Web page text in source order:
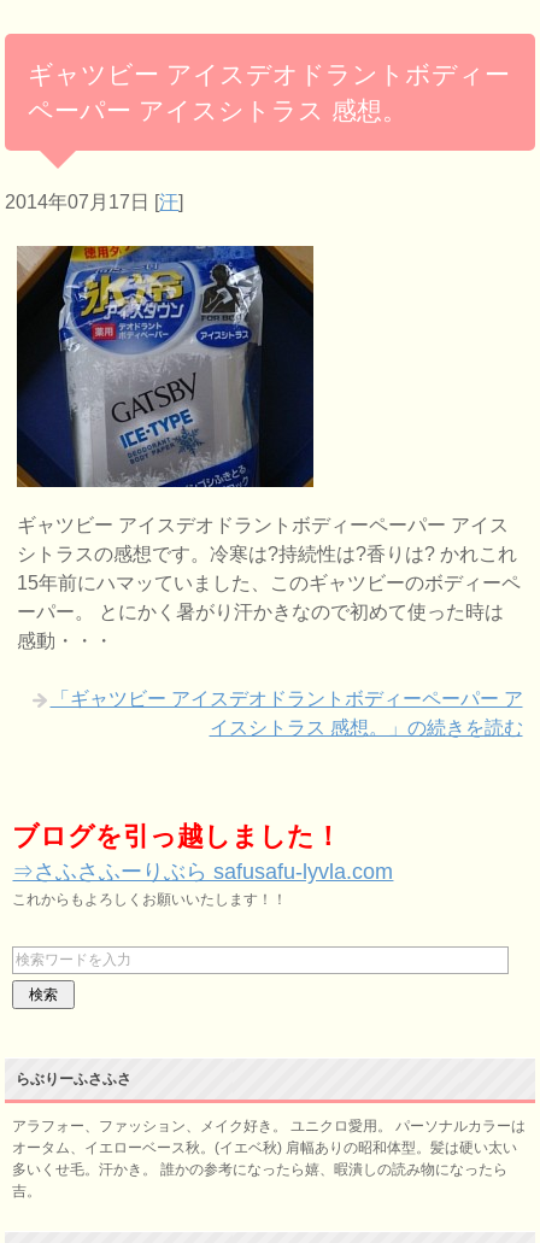
ギャツビー アイスデオドラントボディー
ペーパー アイスシトラス 感想。
2014年07月17日 [汗]
ギャツビー アイスデオドラントボディーペーパー アイス
シトラスの感想です。冷寒は?持続性は?香りは? かれこれ
15年前にハマッていました、このギャツビーのボディーペ
ーパー。 とにかく暑がり汗かきなので初めて使った時は
感動・・・
「ギャツビー アイスデオドラントボディーペーパー ア
イスシトラス 感想。」の続きを読む
ブログを引っ越しました！
⇒さふさふーりぶら safusafu-lyvla.com
これからもよろしくお願いいたします！！
らぶりーふさふさ
アラフォー、ファッション、メイク好き。 ユニクロ愛用。 パーソナルカラーは
オータム、イエローベース秋。(イエベ秋) 肩幅ありの昭和体型。髪は硬い太い
多いくせ毛。汗かき。 誰かの参考になったら嬉、暇潰しの読み物になったら
吉。